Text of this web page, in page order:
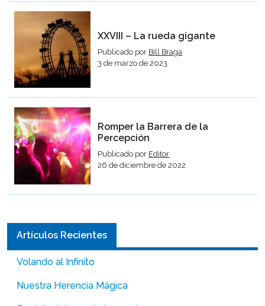
XXVIII – La rueda gigante
Publicado por Bill Braga
3 de marzo de 2023
Romper la Barrera de la
Percepción
Publicado por Editor
26 de diciembre de 2022
Artículos Recientes
Volando al Infinito
Nuestra Herencia Mágica